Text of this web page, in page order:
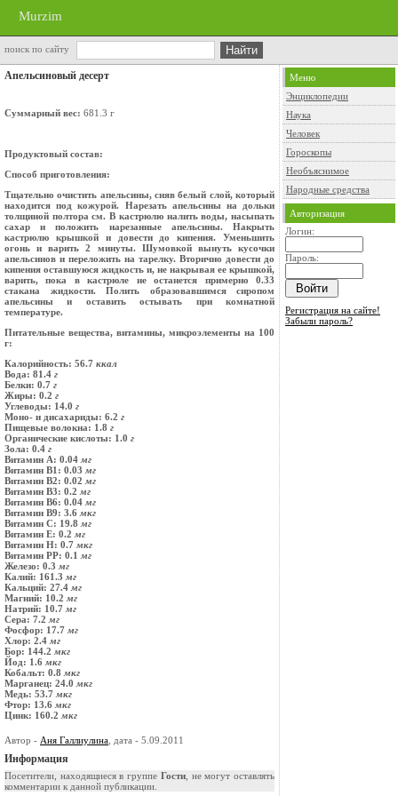
Murzim
поиск по сайту
Апельсиновый десерт
Суммарный вес: 681.3 г
Продуктовый состав:
Способ приготовления:
Тщательно очистить апельсины, сняв белый слой, который
находится под кожурой. Нарезать апельсины на дольки
толщиной полтора см. В кастрюлю налить воды, насыпать
сахар и положить нарезанные апельсины. Накрыть
кастрюлю крышкой и довести до кипения. Уменьшить
огонь и варить 2 минуты. Шумовкой вынуть кусочки
апельсинов и переложить на тарелку. Вторично довести до
кипения оставшуюся жидкость и, не накрывая ее крышкой,
варить, пока в кастрюле не останется примерно 0.33
стакана жидкости. Полить образовавшимся сиропом
апельсины и оставить остывать при комнатной
температуре.
Питательные вещества, витамины, микроэлементы на 100
г:
Калорийность: 56.7 ккал
Вода: 81.4 г
Белки: 0.7 г
Жиры: 0.2 г
Углеводы: 14.0 г
Моно- и дисахариды: 6.2 г
Пищевые волокна: 1.8 г
Органические кислоты: 1.0 г
Зола: 0.4 г
Витамин A: 0.04 мг
Витамин B1: 0.03 мг
Витамин B2: 0.02 мг
Витамин B3: 0.2 мг
Витамин B6: 0.04 мг
Витамин B9: 3.6 мкг
Витамин C: 19.8 мг
Витамин E: 0.2 мг
Витамин H: 0.7 мкг
Витамин PP: 0.1 мг
Железо: 0.3 мг
Калий: 161.3 мг
Кальций: 27.4 мг
Магний: 10.2 мг
Натрий: 10.7 мг
Сера: 7.2 мг
Фосфор: 17.7 мг
Хлор: 2.4 мг
Бор: 144.2 мкг
Йод: 1.6 мкг
Кобальт: 0.8 мкг
Марганец: 24.0 мкг
Медь: 53.7 мкг
Фтор: 13.6 мкг
Цинк: 160.2 мкг
Автор - Аня Галлиулина , дата - 5.09.2011
Информация
Посетители, находящиеся в группе Гости, не могут оставлять
комментарии к данной публикации.
Меню
Энциклопедии
Наука
Человек
Гороскопы
Необъяснимое
Народные средства
Авторизация
Логин:
Пароль:
Регистрация на сайте!
Забыли пароль?